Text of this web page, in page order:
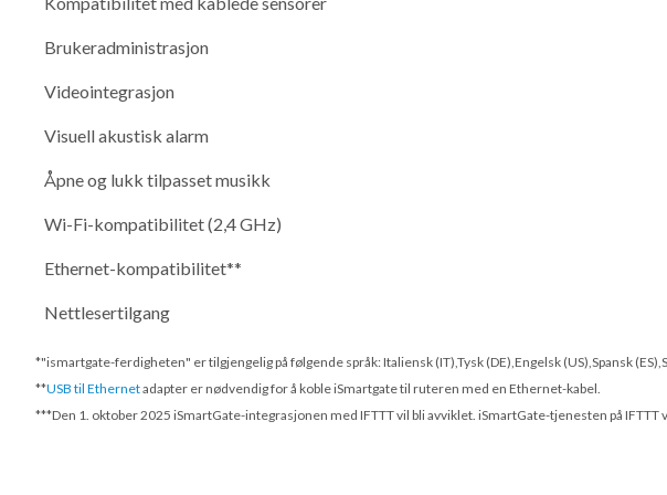
Brukeradministrasjon
Videointegrasjon
Visuell akustisk alarm
Åpne og lukk tilpasset musikk
Wi-Fi-kompatibilitet (2,4 GHz)
Ethernet-kompatibilitet**
Nettlesertilgang
*"ismartgate-ferdigheten" er tilgjengelig på følgende språk: Italiensk (IT),Tysk (DE),Engelsk (US),Spansk
**USB til Ethernetadapter er nødvendig for å koble iSmartgate til ruteren med en Ethernet-kabel.
***Den 1. oktober 2025 iSmartGate-integrasjonen med IFTTT vil bli avviklet. iSmartGate-tjenesten på